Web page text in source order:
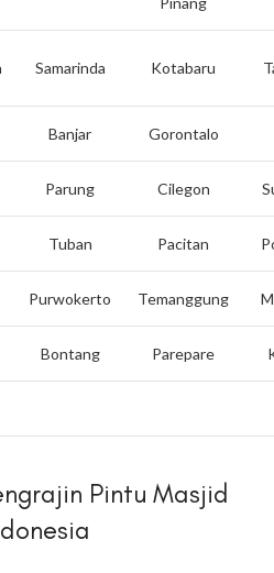
Samarinda Kotabaru
Banjar Gorontalo
Parung Cilegon
Tuban Pacitan
Purwokerto Temanggung
Bontang Parepare
Pintu Masjid